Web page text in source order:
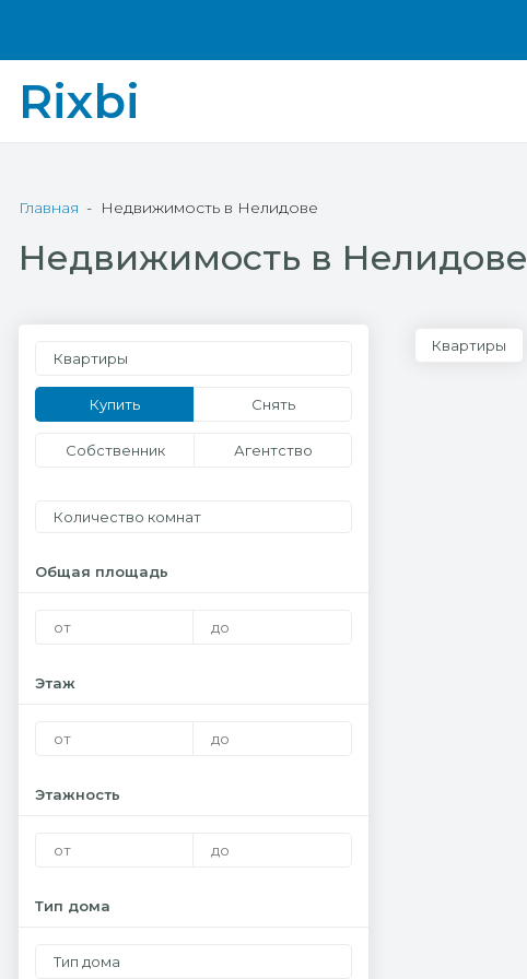
Rixbi
Главная Недвижимость в Нелидове
Недвижимость в Нелидове
Квартиры
Купить Снять
Собственник Агентство
Количество комнат
Общая площадь
Этаж
Этажность
Тип дома
Тип дома
Квартиры